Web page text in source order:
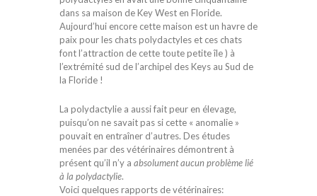
dans sa maison de Key West en Floride.
Aujourd’hui encore cette maison est un havre de
paix pour les chats polydactyles et ces chats
font l’attraction de cette toute petite île ) à
l’extrémité sud de l’archipel des Keys au Sud de
la Floride !
La polydactylie a aussi fait peur en élevage,
puisqu’on ne savait pas si cette « anomalie »
pouvait en entraîner d’autres. Des études
menées par des vétérinaires démontrent à
présent qu’il n’y a absolument aucun problème lié
à la polydactylie.
Voici quelques rapports de vétérinaires: